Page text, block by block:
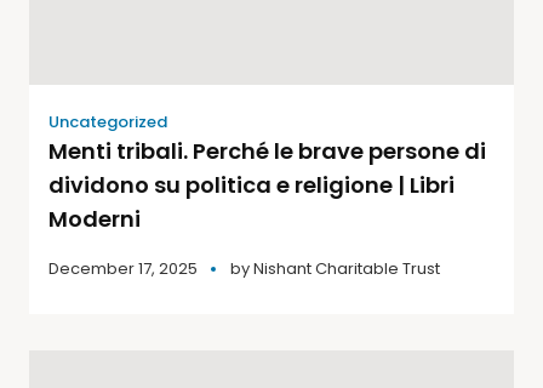
Uncategorized
Menti tribali. Perché le brave persone di
dividono su politica e religione | Libri
Moderni
December 17, 2025 byNishant Charitable Trust